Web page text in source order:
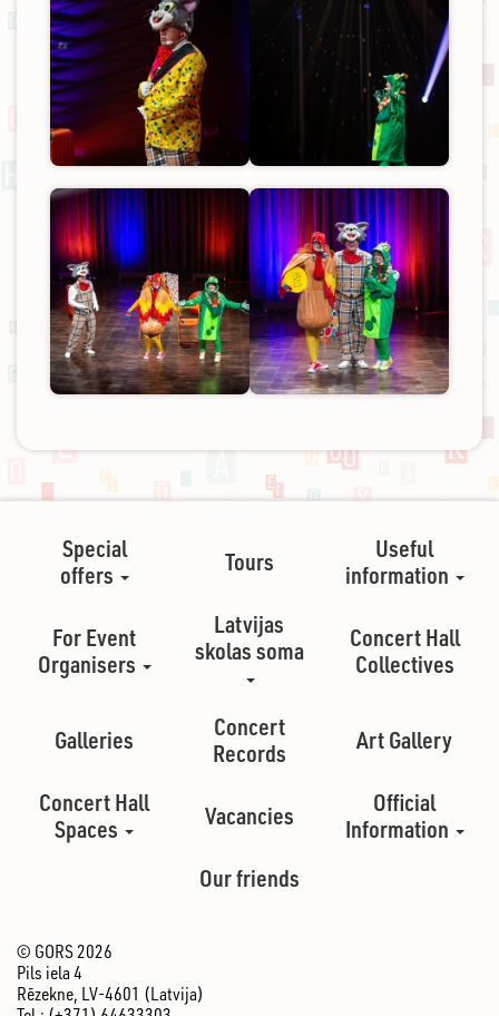
Special
offers
Tours
Useful
information
For Event
Organisers
Latvijas
skolas soma
Concert Hall
Collectives
Galleries
Concert
Records
Art Gallery
Concert Hall
Spaces
Vacancies
Official
Information
Our friends
© GORS 2026
Pils iela 4
Rēzekne, LV-4601 (Latvija)